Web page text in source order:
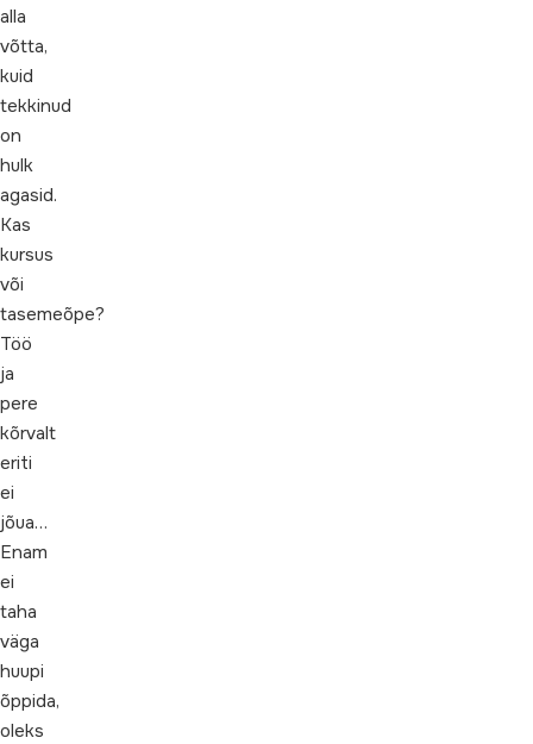
alla
võtta,
kuid
tekkinud
on
hulk
agasid.
Kas
kursus
või
tasemeõpe?
Töö
ja
pere
kõrvalt
eriti
ei
jõua…
Enam
ei
taha
väga
huupi
õppida,
oleks